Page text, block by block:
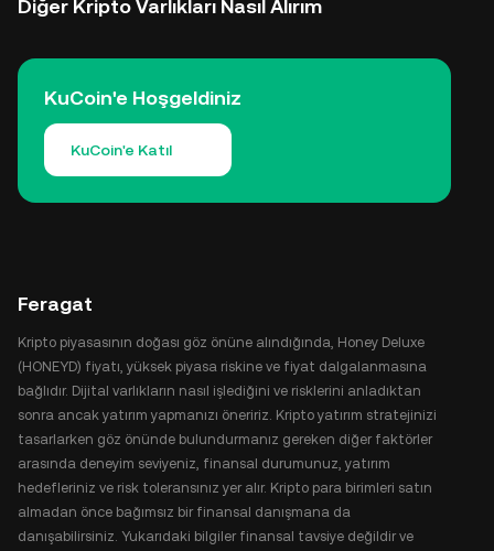
Diğer Kripto Varlıkları Nasıl Alırım
KuCoin'e Hoşgeldiniz
KuCoin'e Katıl
Feragat
Kripto piyasasının doğası göz önüne alındığında, Honey Deluxe
(HONEYD) fiyatı, yüksek piyasa riskine ve fiyat dalgalanmasına
bağlıdır. Dijital varlıkların nasıl işlediğini ve risklerini anladıktan
sonra ancak yatırım yapmanızı öneririz. Kripto yatırım stratejinizi
tasarlarken göz önünde bulundurmanız gereken diğer faktörler
arasında deneyim seviyeniz, finansal durumunuz, yatırım
hedefleriniz ve risk toleransınız yer alır. Kripto para birimleri satın
almadan önce bağımsız bir finansal danışmana da
danışabilirsiniz. Yukarıdaki bilgiler finansal tavsiye değildir ve